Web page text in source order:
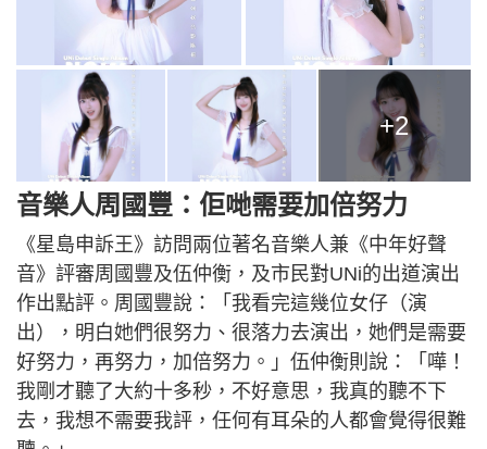
+2
音樂人周國豐：佢哋需要加倍努力
《星島申訴王》訪問兩位著名音樂人兼《中年好聲
音》評審周國豐及伍仲衡，及市民對UNi的出道演出
作出點評。周國豐說：「我看完這幾位女仔（演
出），明白她們很努力、很落力去演出，她們是需要
好努力，再努力，加倍努力。」伍仲衡則說：「嘩！
我剛才聽了大約十多秒，不好意思，我真的聽不下
去，我想不需要我評，任何有耳朵的人都會覺得很難